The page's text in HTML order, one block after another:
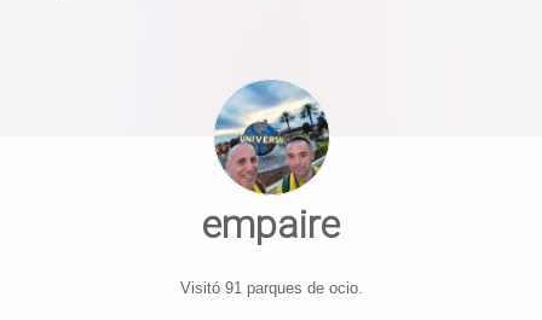
empaire
Visitó 91 parques de ocio.